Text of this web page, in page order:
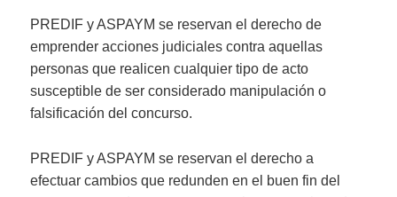
PREDIF y ASPAYM se reservan el derecho de
emprender acciones judiciales contra aquellas
personas que realicen cualquier tipo de acto
susceptible de ser considerado manipulación o
falsificación del concurso.
PREDIF y ASPAYM se reservan el derecho a
efectuar cambios que redunden en el buen fin del